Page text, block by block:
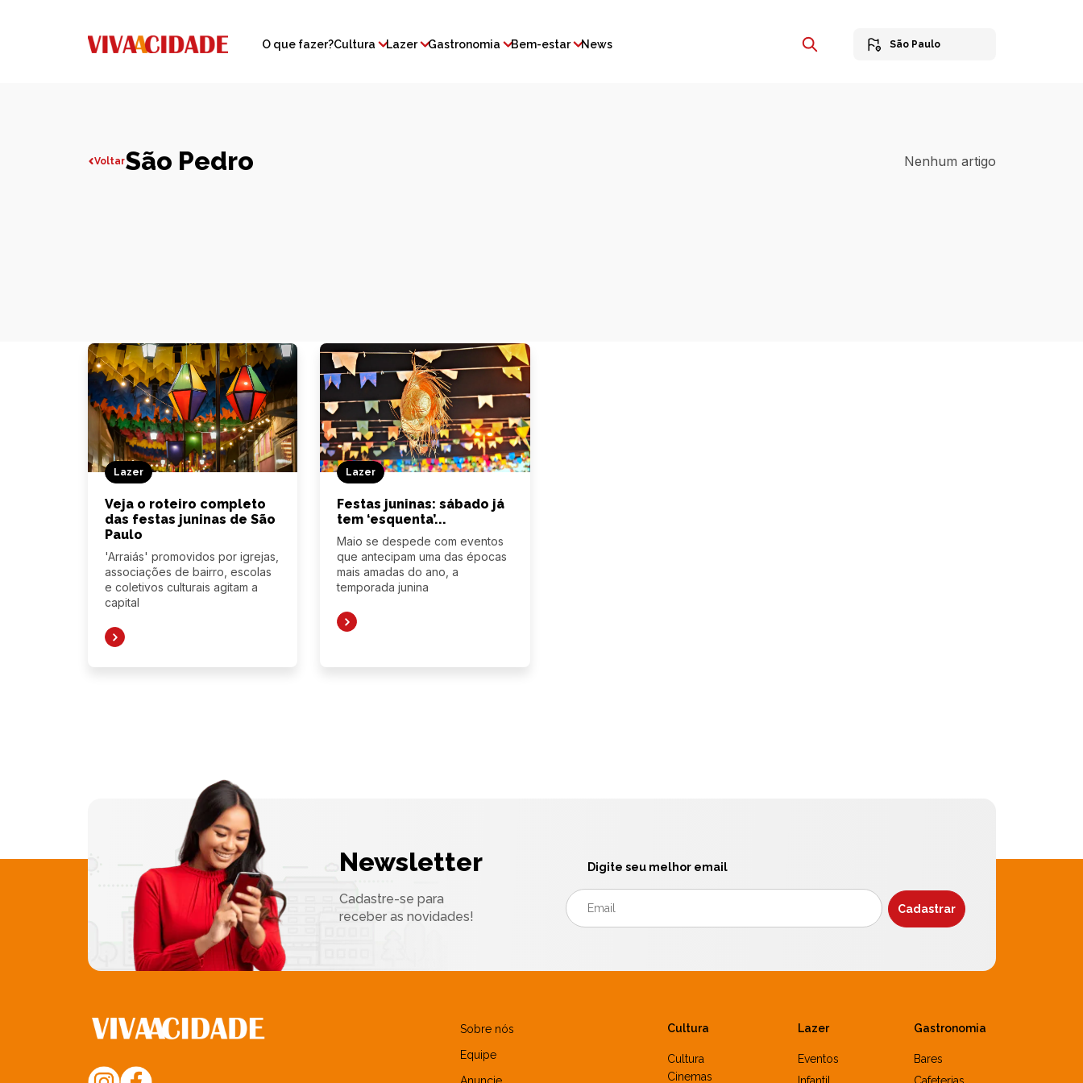
O que fazer?Cultura Lazer Gastronomia Bem-estar News São Paulo
VoltarSão Pedro Nenhum artigo
Lazer
Veja o roteiro completo
das festas juninas de São
Paulo
'Arraiás' promovidos por igrejas,
associações de bairro, escolas
e coletivos culturais agitam a
capital
Lazer
Festas juninas: sábado já
tem ‘esquenta’...
Maio se despede com eventos
que antecipam uma das épocas
mais amadas do ano, a
temporada junina
Newsletter
Cadastre-se para
receber as novidades!
Digite seu melhor email
Sobre nós
Equipe
Cultura
Cultura
Cinemas
Lazer
Eventos
Gastronomia
Bares